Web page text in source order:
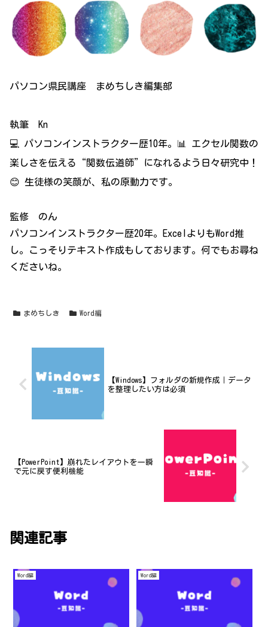
パソコン県民講座 まめちしき編集部
執筆 Kn
💻 パソコンインストラクター歴10年。📊 エクセル関数の
楽しさを伝える“関数伝道師”になれるよう日々研究中！
😊 生徒様の笑顔が、私の原動力です。
監修 のん
パソコンインストラクター歴20年。ExcelよりもWord推
し。こっそりテキスト作成もしております。何でもお尋ね
くださいね。
まめちしき Word編
【Windows】フォルダの新規作成｜データ
を整理したい方は必須
【PowerPoint】崩れたレイアウトを一瞬
で元に戻す便利機能
関連記事
Word編 Word編